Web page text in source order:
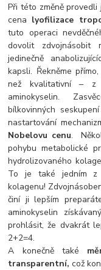
Při této změně
cena lyofilizace
tuto operaci
dovolit zdvojnásobit
jedinečně
kapsli. Řekněme
než kvalitativní – z
aminokyselin.
bílkovinných
nastartování
Nobelovu cenu.
pohybu metabolické
hydrolizovaného
To je také jedním z
kolagenu!
činí ji lepším
aminokyselin
prohlásit, že dvakrát
2+2=4.
A konečně také
transparentní, což